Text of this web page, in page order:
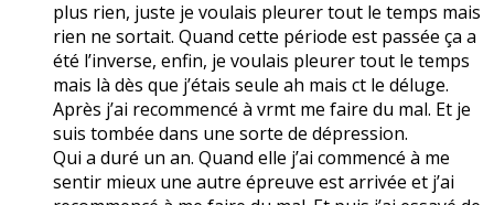
plus rien, juste je voulais pleurer tout le temps mais
rien ne sortait. Quand cette période est passée ça a
été l’inverse, enfin, je voulais pleurer tout le temps
mais là dès que j’étais seule ah mais ct le déluge.
Après j’ai recommencé à vrmt me faire du mal. Et je
suis tombée dans une sorte de dépression.
Qui a duré un an. Quand elle j’ai commencé à me
sentir mieux une autre épreuve est arrivée et j’ai